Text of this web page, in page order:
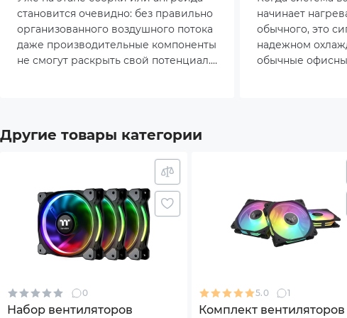
*Характеристики и комплектация товара могут
становится очевидно: без правильно
организованного воздушного потока
даже производительные компоненты
не смогут раскрыть свой потенциал.
особенно актуальным. Категория
второстепенной. Сегодня это
полноценный инструмент
управления температурным
режимом, уровнем шума и общей
надёжностью системы.
начинает
обычного, это
надежном
обычные
Другие товары категории
0
Набор вентиляторов
5.0 1
Комплект вентиляторов